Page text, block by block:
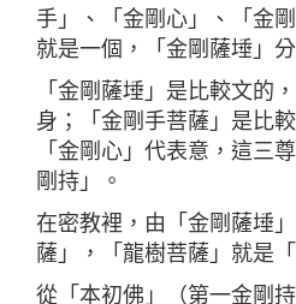
手」、「金剛心」、「金
就是一個，「金剛薩埵」
「金剛薩埵」是比較文的
身；「金剛手菩薩」是比
「金剛心」代表意，這三
剛持」。
在密教裡，由「金剛薩埵
薩」，「龍樹菩薩」就是
從「本初佛」（第一金剛